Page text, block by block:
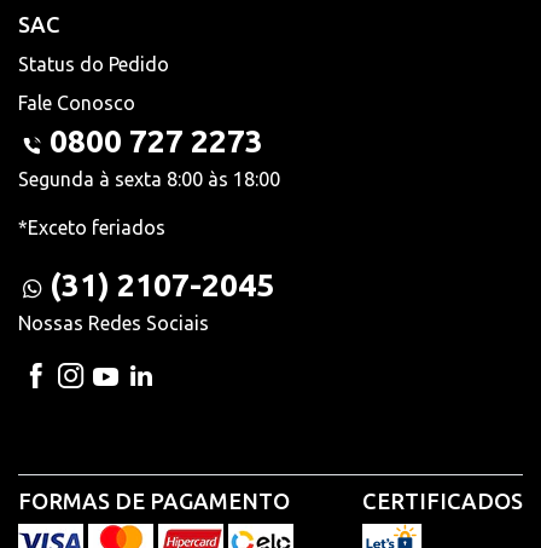
SAC
Status do Pedido
Fale Conosco
0800 727 2273
Segunda à sexta 8:00 às 18:00
*Exceto feriados
(31) 2107-2045
Nossas Redes Sociais
FORMAS DE PAGAMENTO CERTIFICADOS